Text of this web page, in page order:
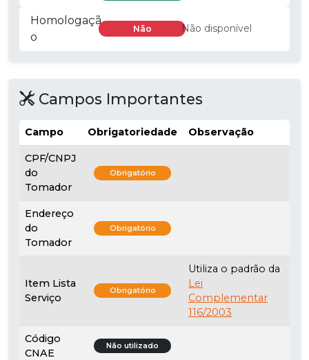
Homologaçã
o
Não Não disponível
Campos Importantes
Campo Obrigatoriedade Observação
CPF/CNPJ
do
Tomador
Obrigatório
Endereço
do
Tomador
Obrigatório
Item Lista
Serviço
Obrigatório
Utiliza o padrão da
Lei
Complementar
116/2003
Código
CNAE
Não utilizado